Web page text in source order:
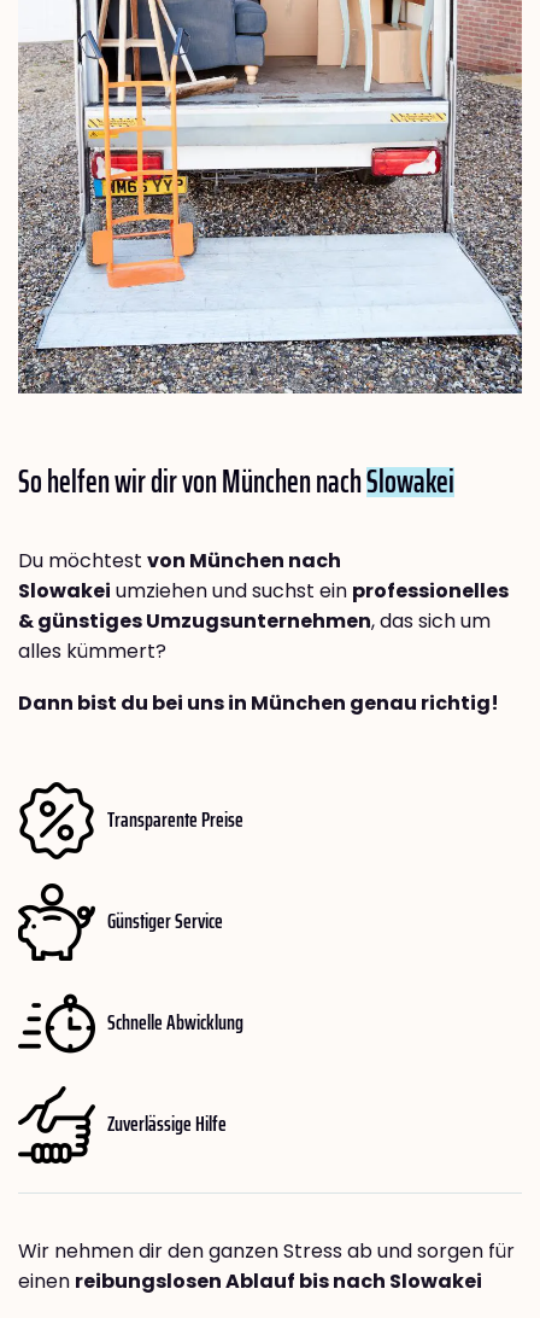
So helfen wir dir von München nachSlowakei
Du möchtest von München nach
Slowakei umziehen und suchst ein professionelles
& günstiges Umzugsunternehmen, das sich um
alles kümmert?
Dann bist du bei uns in München genau richtig!
Transparente Preise
Günstiger Service
Schnelle Abwicklung
Zuverlässige Hilfe
Wir nehmen dir den ganzen Stress ab und sorgen für
einen reibungslosen Ablauf bis nach Slowakei